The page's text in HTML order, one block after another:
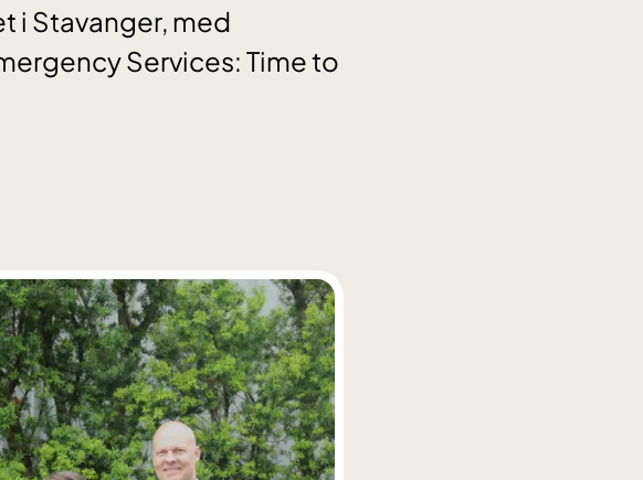
i Stavanger, med
Services: Time to